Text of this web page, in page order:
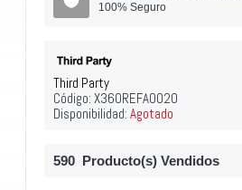
100% Seguro
Third Party
Código: X360REFA0020
Disponibilidad: Agotado
590 Producto(s) Vendidos